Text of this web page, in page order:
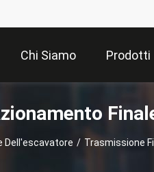
Chi Siamo Prodotti
Dell'escavatore / Trasmissione